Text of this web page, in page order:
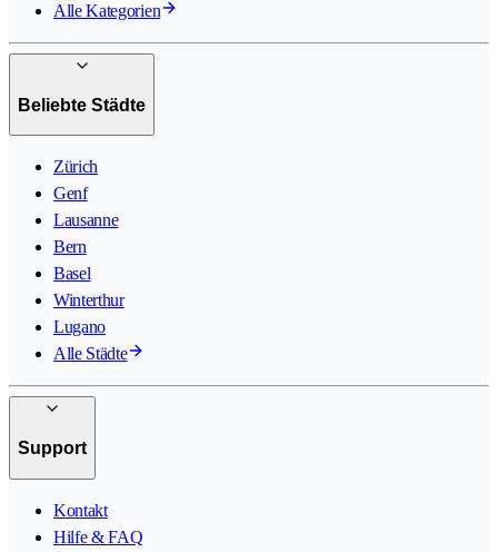
Alle Kategorien
Beliebte Städte
Zürich
Genf
Lausanne
Bern
Basel
Winterthur
Lugano
Alle Städte
Support
Kontakt
Hilfe & FAQ